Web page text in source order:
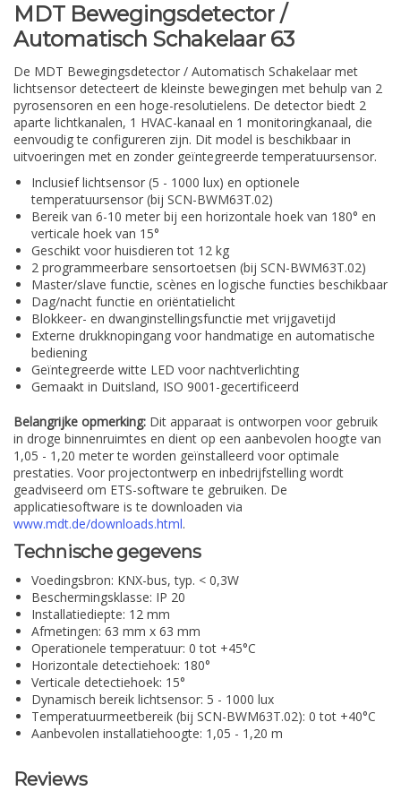
MDT Bewegingsdetector /
Automatisch Schakelaar 63
De MDT Bewegingsdetector / Automatisch Schakelaar met
lichtsensor detecteert de kleinste bewegingen met behulp van 2
pyrosensoren en een hoge-resolutielens. De detector biedt 2
aparte lichtkanalen, 1 HVAC-kanaal en 1 monitoringkanaal, die
eenvoudig te configureren zijn. Dit model is beschikbaar in
uitvoeringen met en zonder geïntegreerde temperatuursensor.
Inclusief lichtsensor (5 - 1000 lux) en optionele
temperatuursensor (bij SCN-BWM63T.02)
Bereik van 6-10 meter bij een horizontale hoek van 180° en
verticale hoek van 15°
Geschikt voor huisdieren tot 12 kg
2 programmeerbare sensortoetsen (bij SCN-BWM63T.02)
Master/slave functie, scènes en logische functies beschikbaar
Dag/nacht functie en oriëntatielicht
Blokkeer- en dwanginstellingsfunctie met vrijgavetijd
Externe drukknopingang voor handmatige en automatische
bediening
Geïntegreerde witte LED voor nachtverlichting
Gemaakt in Duitsland, ISO 9001-gecertificeerd
Belangrijke opmerking: Dit apparaat is ontworpen voor gebruik
in droge binnenruimtes en dient op een aanbevolen hoogte van
1,05 - 1,20 meter te worden geïnstalleerd voor optimale
prestaties. Voor projectontwerp en inbedrijfstelling wordt
geadviseerd om ETS-software te gebruiken. De
applicatiesoftware is te downloaden via
www.mdt.de/downloads.html.
Technische gegevens
Voedingsbron: KNX-bus, typ. < 0,3W
Beschermingsklasse: IP 20
Installatiediepte: 12 mm
Afmetingen: 63 mm x 63 mm
Operationele temperatuur: 0 tot +45°C
Horizontale detectiehoek: 180°
Verticale detectiehoek: 15°
Dynamisch bereik lichtsensor: 5 - 1000 lux
Temperatuurmeetbereik (bij SCN-BWM63T.02): 0 tot +40°C
Aanbevolen installatiehoogte: 1,05 - 1,20 m
Reviews